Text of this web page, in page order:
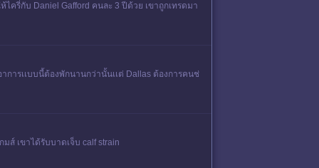
ครี่กับ Daniel Gafford คนละ 3 ปีด้วย เขาถูกเทรดมา
การเเบบนี้ต้องพักนานกว่านั้นเเต่ Dallas ต้องการคนช่
ส์ เขาได้รับบาดเจ็บ calf strain